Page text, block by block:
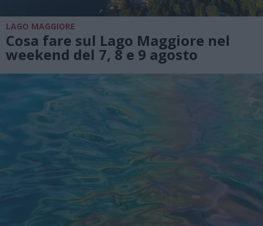
LAGO MAGGIORE
Cosa fare sul Lago Maggiore nel
weekend del 7, 8 e 9 agosto